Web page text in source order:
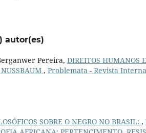
autor(es)
Pereira, DIREITOS HUMANOS
, Problemata - Revista
SOBRE O NEGRO NO BRASIL: ,